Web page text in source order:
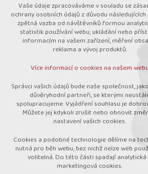
Technická cookies
nutná pro provozování webu
udržení kontextu stránek (session):
případná přihlášení, volby jazyka, apod.
návštěvnosti
marketingová cookies (Google)
Více informací o cookies na našem
Přijmout všechny cookies
Odmítnout vše
Vaše údaje zpracováváme v souladu se
ochrany osobních údajů z důvodu
zpětná vazba od návštěvníků formou
statistik používání webu, ukládání nebo
informacím na vašem zařízení, měření
reklama a vývoj produktů.
Více informací o cookies na našem webu
Správci vašich údajů bude naše společnost,
důvěryhodní partneři, se kterými
spolupracujeme. Vyjádření souhlasu je
Můžete jej kdykoli zrušit nebo obnovit
nastavení vašich cookies.
Cookies a podobné technologie dělíme na
nutná pro běh webu, bez nichž nelze web
volitelná. Do této části spadají analytická
marketingová cookies.